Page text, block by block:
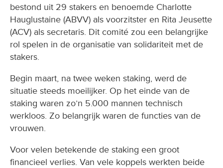
bestond uit 29 stakers en benoemde Charlotte
Hauglustaine (ABVV) als voorzitster en Rita Jeusette
(ACV) als secretaris. Dit comité zou een belangrijke
rol spelen in de organisatie van solidariteit met de
stakers.
Begin maart, na twee weken staking, werd de
situatie steeds moeilijker. Op het einde van de
staking waren zo’n 5.000 mannen technisch
werkloos. Zo belangrijk waren de functies van de
vrouwen.
Voor velen betekende de staking een groot
financieel verlies. Van vele koppels werkten beide